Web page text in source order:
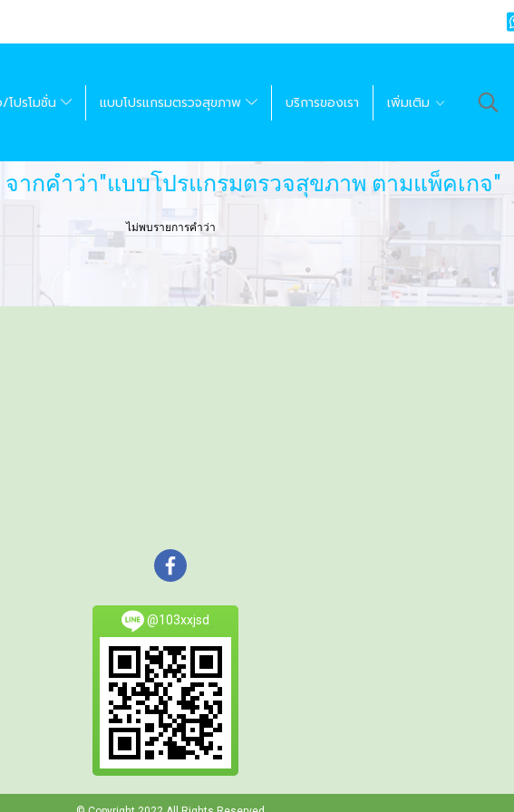
โปรโมชั่น แบบโปรแกรมตรวจสุขภาพ บริการของเรา เพิ่มเติม
จากคำว่า"แบบโปรแกรมตรวจสุขภาพ ตามแพ็คเกจ"
ไม่พบรายการคำว่า
@103xxjsd